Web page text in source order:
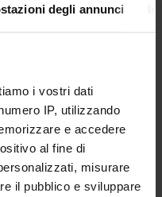
degli annunci
i vostri dati
IP, utilizzando
e accedere
al fine di
misurare
il pubblico e sviluppare
e della Ricerca
the department